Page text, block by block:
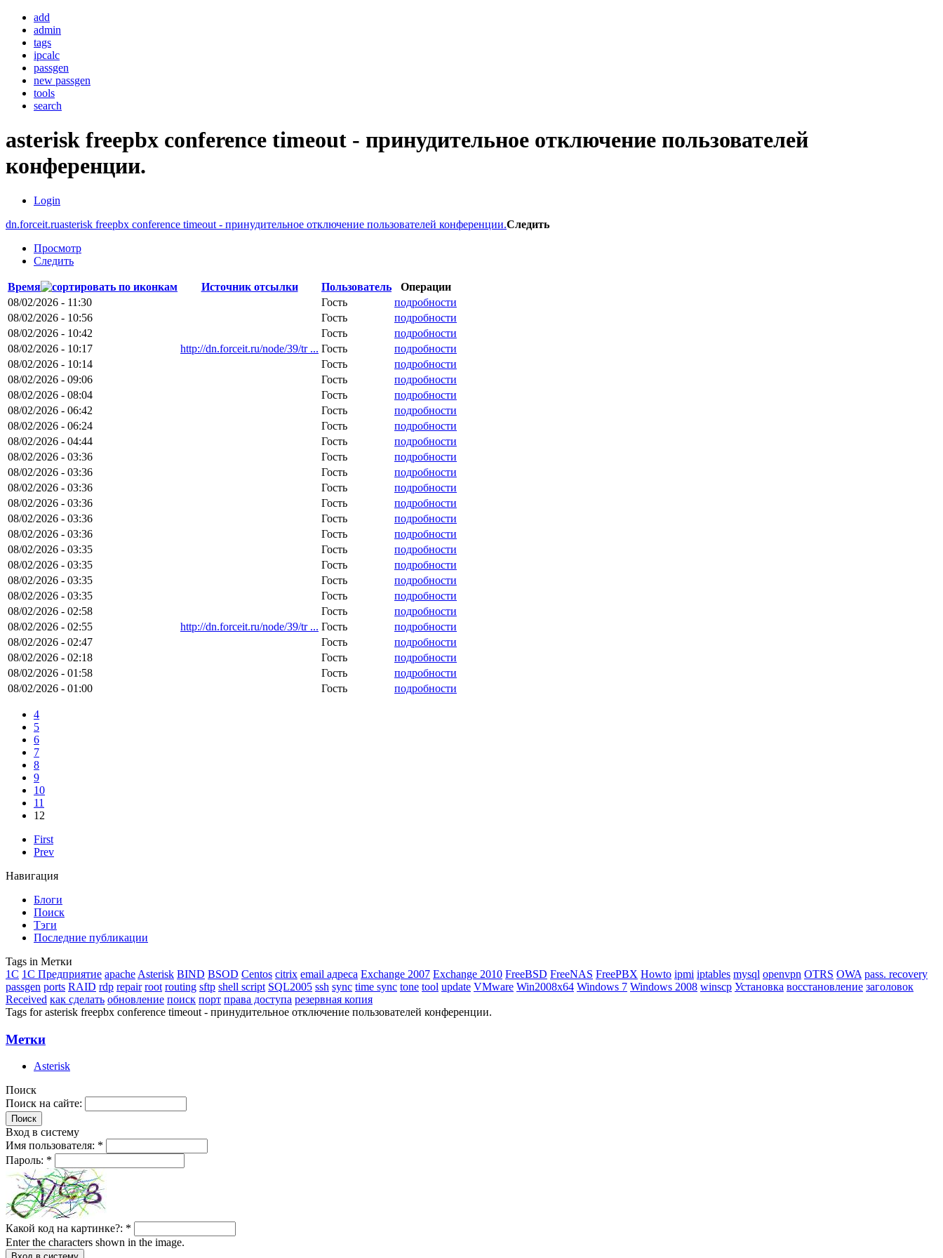
add
admin
tags
ipcalc
passgen
new passgen
tools
search
asterisk freepbx conference timeout - принудительное отключение пользователей
конференции.
Login
dn.forceit.ruasterisk freepbx conference timeout - принудительное отключение пользователей конференции.Следить
Просмотр
Следить
Время Источник отсылки Пользователь
Операции
08/02/2026 - 11:30
Гость
подробности
08/02/2026 - 10:56
Гость
подробности
08/02/2026 - 10:42
Гость
подробности
08/02/2026 - 10:17
http://dn.forceit.ru/node/39/tr ... Гость
подробности
08/02/2026 - 10:14
Гость
подробности
08/02/2026 - 09:06
Гость
подробности
08/02/2026 - 08:04
Гость
подробности
08/02/2026 - 06:42
Гость
подробности
08/02/2026 - 06:24
Гость
подробности
08/02/2026 - 04:44
Гость
подробности
08/02/2026 - 03:36
Гость
подробности
08/02/2026 - 03:36
Гость
подробности
08/02/2026 - 03:36
Гость
подробности
08/02/2026 - 03:36
Гость
подробности
08/02/2026 - 03:36
Гость
подробности
08/02/2026 - 03:36
Гость
подробности
08/02/2026 - 03:35
Гость
подробности
08/02/2026 - 03:35
Гость
подробности
08/02/2026 - 03:35
Гость
подробности
08/02/2026 - 03:35
Гость
подробности
08/02/2026 - 02:58
Гость
подробности
08/02/2026 - 02:55
http://dn.forceit.ru/node/39/tr ... Гость
подробности
08/02/2026 - 02:47
Гость
подробности
08/02/2026 - 02:18
Гость
подробности
08/02/2026 - 01:58
Гость
подробности
08/02/2026 - 01:00
Гость подробности
4
5
6
7
8
9
10
11
12
First
Prev
Навигация
Блоги
Поиск
Тэги
Последние публикации
Tags in Метки
1C 1С Предприятие apache Asterisk BIND BSOD Centos citrix email адреса Exchange 2007 Exchange 2010 FreeBSD FreeNAS FreePBX Howto ipmi iptables mysql openvpn OTRS OWA pass. recovery
passgen ports RAID rdp repair root routing sftp shell script SQL2005 ssh sync time sync tone tool update VMware Win2008x64 Windows 7 Windows 2008 winscp Установка восстановление заголовок
Received как сделать обновление поиск порт права доступа резервная копия
Tags for asterisk freepbx conference timeout - принудительное отключение пользователей конференции.
Метки
Asterisk
Поиск
Поиск на сайте:
Вход в систему
Имя пользователя: *
Пароль: *
Какой код на картинке?: *
Enter the characters shown in the image.